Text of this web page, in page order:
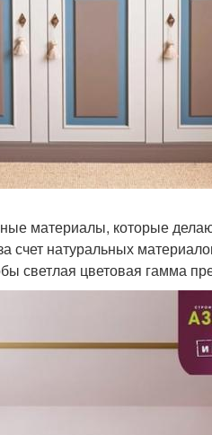
материалы, которые
счет натуральных
светлая цветовая гамма